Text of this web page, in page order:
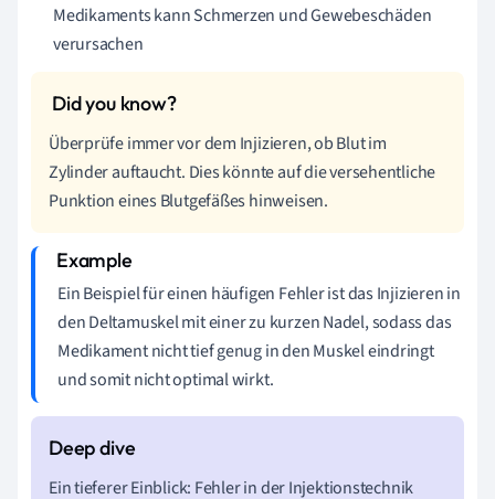
Medikaments kann Schmerzen und Gewebeschäden
verursachen
Überprüfe immer vor dem Injizieren, ob Blut im
Zylinder auftaucht. Dies könnte auf die versehentliche
Punktion eines Blutgefäßes hinweisen.
Ein Beispiel für einen häufigen Fehler ist das Injizieren in
den Deltamuskel mit einer zu kurzen Nadel, sodass das
Medikament nicht tief genug in den Muskel eindringt
und somit nicht optimal wirkt.
Ein tieferer Einblick: Fehler in der Injektionstechnik